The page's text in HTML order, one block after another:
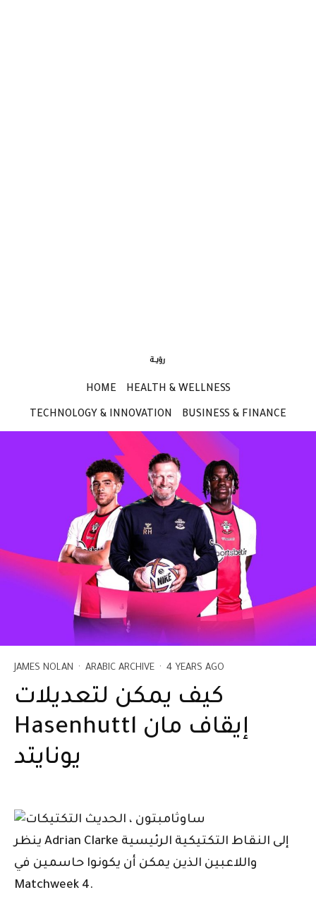
HOME HEALTH & WELLNESS
TECHNOLOGY & INNOVATION BUSINESS & FINANCE
JAMES NOLAN · ARABIC ARCHIVE · 4 YEARS AGO
كيف يمكن لتعديلات
Hasenhuttl إيقاف مان
يونايتد
ينظر Adrian Clarke إلى النقاط التكتيكية الرئيسية
واللاعبين الذين يمكن أن يكونوا حاسمين في
Matchweek 4.